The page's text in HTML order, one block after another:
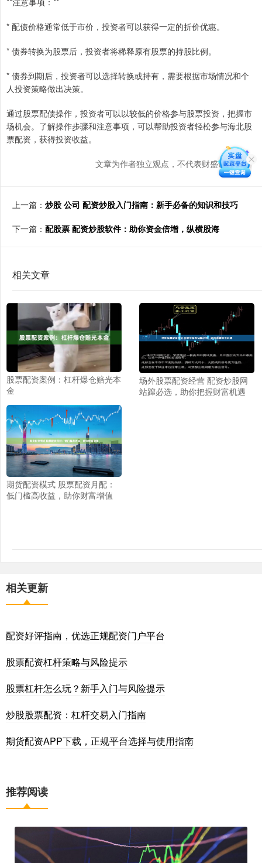
* 配债价格通常低于市价，投资者可以获得一定的折价优惠。
* 债券转换为股票后，投资者将稀释原有股票的持股比例。
* 债券到期后，投资者可以选择转换或持有，需要根据市场情况和个
人投资策略做出决策。
通过股票配债操作，投资者可以以较低的价格参与股票投资，把握市
场机会。了解操作步骤和注意事项，可以帮助投资者轻松参与海北股
票配资，获得投资收益。
文章为作者独立观点，不代表财盛证券观点
上一篇： 炒股 公司 配资炒股入门指南：新手必备的知识和技巧
下一篇： 配股票 配资炒股软件：助你资金倍增，纵横股海
相关文章
股票配资案例：杠杆爆仓赔光本
金
场外股票配资经营 配资炒股网
站蹿必选，助你把握财富机遇
期货配资模式 股票配资月配：
低门槛高收益，助你财富增值
相关更新
配资好评指南，优选正规配资门户平台
股票配资杠杆策略与风险提示
股票杠杆怎么玩？新手入门与风险提示
炒股股票配资：杠杆交易入门指南
期货配资APP下载，正规平台选择与使用指南
推荐阅读